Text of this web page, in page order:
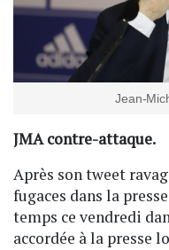
Jean-
JMA contre-attaque.
Après son tweet
fugaces dans la
temps ce vendredi
accordée à la presse